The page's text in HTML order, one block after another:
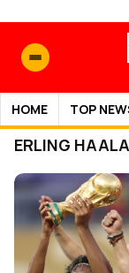
HOME TOP
ERLING